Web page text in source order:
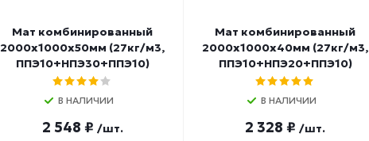
Мат комбинированный
2000х1000х50мм (27кг/м3,
ППЭ10+НПЭ30+ППЭ10)
В НАЛИЧИИ
2 548 ₽ /шт.
Мат комбинированный
2000х1000х40мм (27кг/м3,
ППЭ10+НПЭ20+ППЭ10)
В НАЛИЧИИ
2 328 ₽ /шт.